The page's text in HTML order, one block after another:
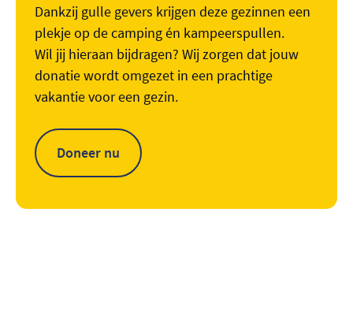
Dankzij gulle gevers krijgen deze gezinnen een
plekje op de camping én kampeerspullen.
Wil jij hieraan bijdragen? Wij zorgen dat jouw
donatie wordt omgezet in een prachtige
vakantie voor een gezin.
Doneer nu